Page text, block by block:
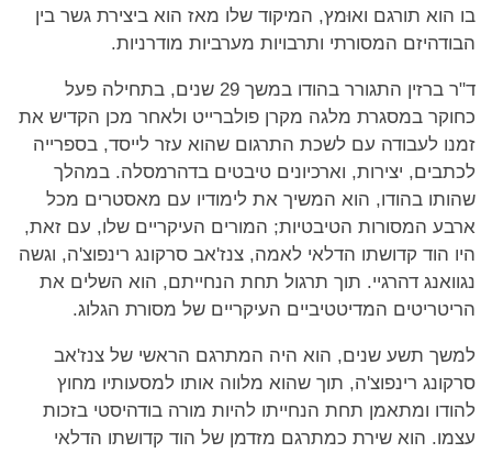
בו הוא תורגם ואוּמץ, המיקוד שלו מאז הוא ביצירת גשר בין
הבודהיזם המסורתי ותרבויות מערביות מודרניות.
ד"ר ברזין התגורר בהודו במשך 29 שנים, בתחילה פעל
כחוקר במסגרת מלגה מקרן פולברייט ולאחר מכן הקדיש את
זמנו לעבודה עם לשכת התרגום שהוא עזר לייסד, בספרייה
לכתבים, יצירות, וארכיונים טיבטים בדהרמסלה. במהלך
שהותו בהודו, הוא המשיך את לימודיו עם מאסטרים מכל
ארבע המסורות הטיבטיות; המורים העיקריים שלו, עם זאת,
היו הוד קדושתו הדלאי לאמה, צנז'אב סרקונג רינפוצ'ה, וגשה
נגוואנג דהרגיי. תוך תרגול תחת הנחייתם, הוא השלים את
הריטריטים המדיטטיביים העיקריים של מסורת הגלוג.
למשך תשע שנים, הוא היה המתרגם הראשי של צנז'אב
סרקונג רינפוצ'ה, תוך שהוא מלווה אותו למסעותיו מחוץ
להודו ומתאמן תחת הנחייתו להיות מורה בודהיסטי בזכות
עצמו. הוא שירת כמתרגם מזדמן של הוד קדושתו הדלאי